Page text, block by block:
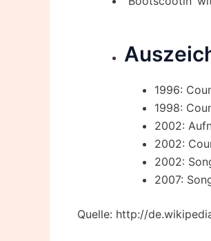
1996:
1998:
2002:
2002:
2002:
2007:
Quelle: http://